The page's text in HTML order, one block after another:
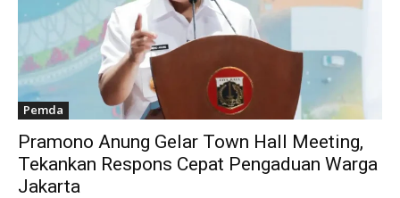
Pemda
Pramono Anung Gelar Town Hall Meeting,
Tekankan Respons Cepat Pengaduan Warga
Jakarta